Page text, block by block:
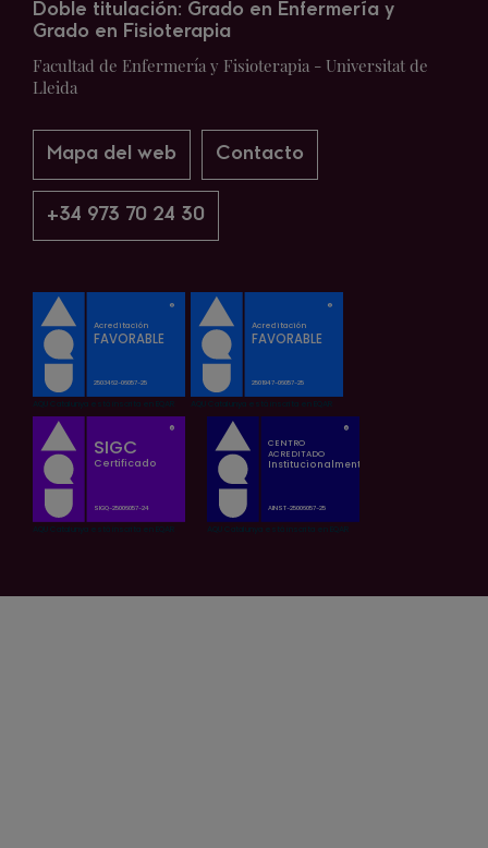
Doble titulación: Grado en Enfermería y
Grado en Fisioterapia
Facultad de Enfermería y Fisioterapia - Universitat de
Lleida
Mapa del web Contacto
+34 973 70 24 30